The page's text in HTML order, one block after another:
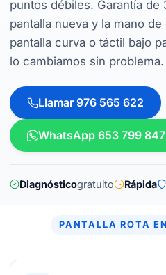
puntos débiles. Garantía de
pantalla nueva y la mano
pantalla curva o táctil bajo
lo cambiamos sin problema.
Llamar 976 565 622
WhatsApp 653 799 847
Diagnósticogratuito Rápida
PANTALLA ROTA